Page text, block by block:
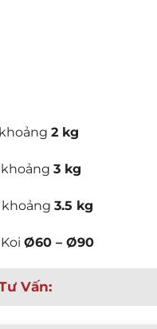
2 kg
3 kg
3.5 kg
Ø60 – Ø90
Vấn: